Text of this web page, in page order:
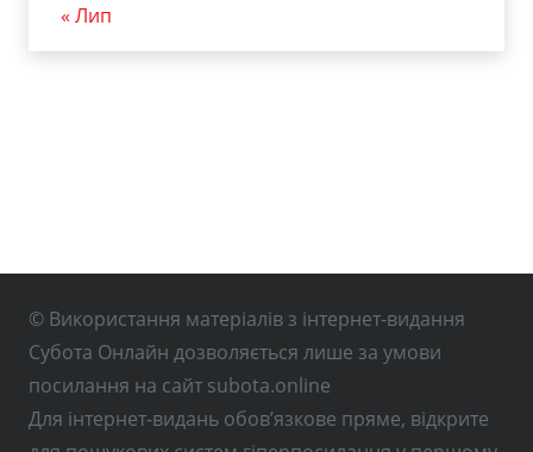
« Лип
© Використання матеріалів з інтернет-видання
Субота Онлайн дозволяється лише за умови
посилання на сайт subota.online
Для інтернет-видань обов’язкове пряме, відкрите